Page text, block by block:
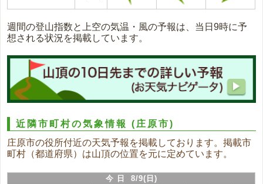
週間の登山指数と上空の気温・風の予報は、当日9時に予
想される状況を掲載しています。
近隣市町村の気象情報(庄原市)
庄原市の役所付近の天気予報を掲載しております。掲載市
町村（都道府県）は山頂の位置を元に定めています。
今 日 8/9(日)